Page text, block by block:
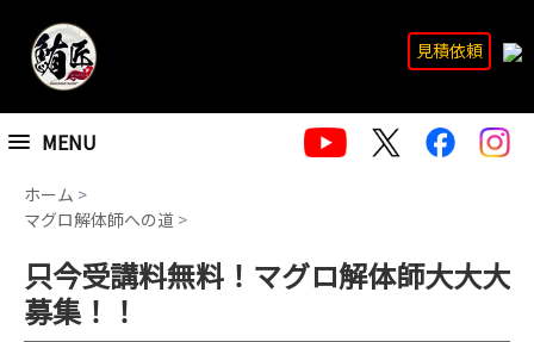
MENU
見積依頼
ホーム >
マグロ解体師への道 >
只今受講料無料！マグロ解体師大大大
募集！！